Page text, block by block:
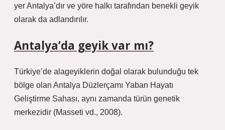
yer Antalya’dır ve yöre halkı tarafından benekli geyik
olarak da adlandırılır.
Antalya’da geyik var mı?
Türkiye’de alageyiklerin doğal olarak bulunduğu tek
bölge olan Antalya Düzlerçamı Yaban Hayatı
Geliştirme Sahası, aynı zamanda türün genetik
merkezidir (Masseti vd., 2008).